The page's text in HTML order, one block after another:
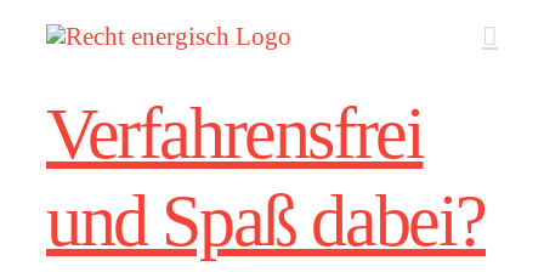
Zum
Inhalt
Verfahrensfrei
und Spaß dabei?